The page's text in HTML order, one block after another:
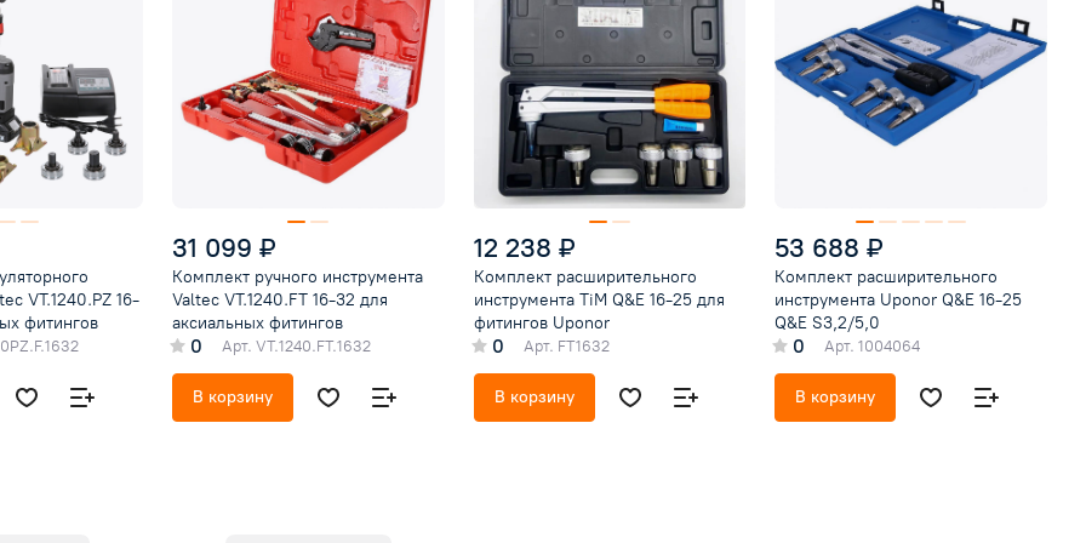
VT.1240.PZ 16-
фитингов
31 099 ₽
Комплект ручного инструмента
Valtec VT.1240.FT 16-32 для
аксиальных фитингов
0 Арт. VT.1240.FT.1632
В корзину
12 238 ₽
Комплект расширительного
инструмента TiM Q&E 16-25 для
фитингов Uponor
0 Арт. FT1632
В корзину
53 688 ₽
Комплект расширительного
инструмента Uponor Q&E 16-25
Q&E S3,2/5,0
0 Арт.1004064
В корзину